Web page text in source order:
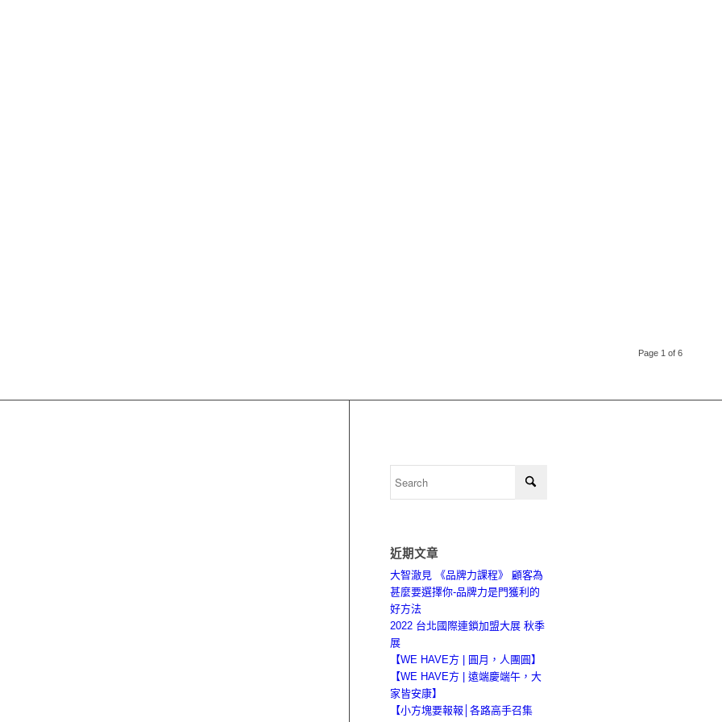
Page 1 of 6
近期文章
大智澈見 《品牌力課程》 顧客為
甚麼要選擇你-品牌力是門獲利的
好方法
2022 台北國際連鎖加盟大展 秋季
展
【WE HAVE方 | 圓月，人團圓】
【WE HAVE方 | 遠端慶端午，大
家皆安康】
【小方塊要報報│各路高手召集